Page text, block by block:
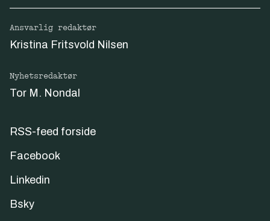
Ansvarlig redaktør
Kristina Fritsvold Nilsen
Nyhetsredaktør
Tor M. Nondal
RSS-feed forside
Facebook
Linkedin
Bsky